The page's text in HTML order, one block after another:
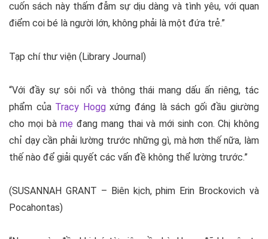
cuốn sách này thấm đẫm sự dịu dàng và tình yêu, với quan
điểm coi bé là người lớn, không phải là một đứa trẻ.”
Tạp chí thư viện (Library Journal)
“Với đầy sự sôi nổi và thông thái mang dấu ấn riêng, tác
phẩm của Tracy Hoggxứng đáng là sách gối đầu giường
cho mọi bàmẹ đang mang thai và mới sinh con. Chị không
chỉ dạy cần phải lường trước những gì, mà hơn thế nữa, làm
thế nào để giải quyết các vấn đề không thể lường trước.”
(SUSANNAH GRANT – Biên kịch, phim Erin Brockovich và
Pocahontas)